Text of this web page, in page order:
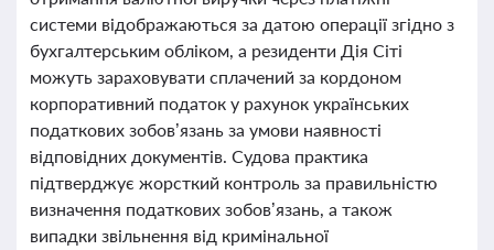
системи відображаються за датою операції згідно з
бухгалтерським обліком, а резиденти Дія Сіті
можуть зараховувати сплачений за кордоном
корпоративний податок у рахунок українських
податкових зобов’язань за умови наявності
відповідних документів. Судова практика
підтверджує жорсткий контроль за правильністю
визначення податкових зобов’язань, а також
випадки звільнення від кримінальної